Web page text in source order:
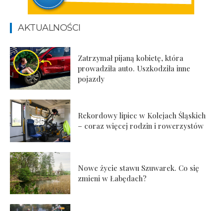
AKTUALNOŚCI
Zatrzymał pijaną kobietę, która
prowadziła auto. Uszkodziła inne
pojazdy
Rekordowy lipiec w Kolejach Śląskich
– coraz więcej rodzin i rowerzystów
Nowe życie stawu Szuwarek. Co się
zmieni w Łabędach?